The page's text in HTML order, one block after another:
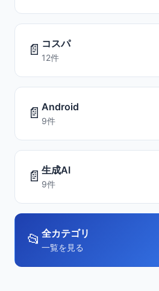
📄 コスパ
12件
📄 Android
9件
📄 生成AI
9件
📂 全カテゴリ
一覧を見る